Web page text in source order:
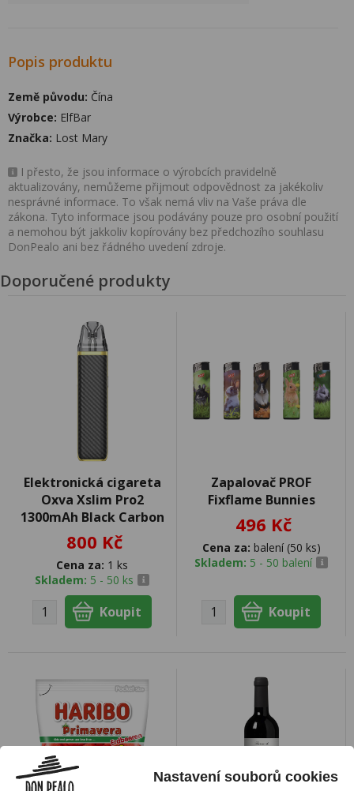
Popis produktu
Země původu: Čína
Výrobce: ElfBar
Značka: Lost Mary
I přesto, že jsou informace o výrobcích pravidelně
aktualizovány, nemůžeme přijmout odpovědnost za jakékoliv
nesprávné informace. To však nemá vliv na Vaše práva dle
zákona. Tyto informace jsou podávány pouze pro osobní použití
a nemohou být jakkoliv kopírovány bez předchozího souhlasu
DonPealo ani bez řádného uvedení zdroje.
Doporučené produkty
Elektronická cigareta
Oxva Xslim Pro2
1300mAh Black Carbon
800 Kč
Cena za: 1 ks
Skladem: 5 - 50 ks
Zapalovač PROF
Fixflame Bunnies
496 Kč
Cena za: balení (50 ks)
Skladem: 5 - 50 balení
Nastavení souborů cookies